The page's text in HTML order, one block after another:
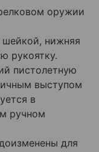
оружии
шейкой, нижняя
рукоятку.
пистолетную
выступом
в
ручном
для